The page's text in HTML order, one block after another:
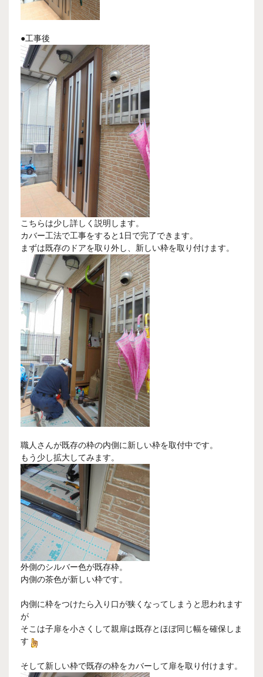
●工事後
こちらは少し詳しく説明します。
カバー工法で工事をすると1日で完了できます。
まずは既存のドアを取り外し、新しい枠を取り付けます。
職人さんが既存の枠の内側に新しい枠を取付中です。
もう少し拡大してみます。
外側のシルバー色が既存枠。
内側の茶色が新しい枠です。
内側に枠をつけたら入り口が狭くなってしまうと思われます
が
そこは子扉を小さくして親扉は既存とほぼ同じ幅を確保しま
す
そして新しい枠で既存の枠をカバーして扉を取り付けます。